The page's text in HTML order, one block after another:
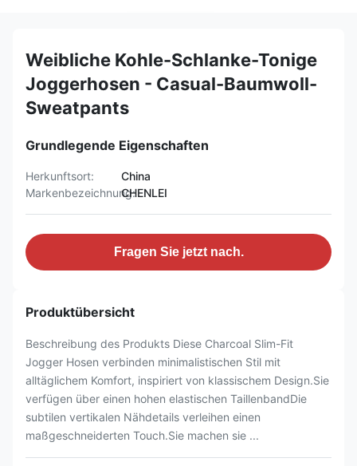
Weibliche Kohle-Schlanke-Tonige
Joggerhosen - Casual-Baumwoll-
Sweatpants
Grundlegende Eigenschaften
Herkunftsort:
China
Markenbezeichnung:CHENLEI
Fragen Sie jetzt nach.
Produktübersicht
Beschreibung des Produkts Diese Charcoal Slim-Fit
Jogger Hosen verbinden minimalistischen Stil mit
alltäglichem Komfort, inspiriert von klassischem Design.Sie
verfügen über einen hohen elastischen TaillenbandDie
subtilen vertikalen Nähdetails verleihen einen
maßgeschneiderten Touch.Sie machen sie ...